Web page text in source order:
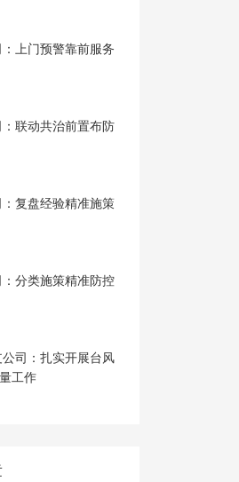
上门预警靠前服务
联动共治前置布防
复盘经验精准施策
分类施策精准防控
司：扎实开展台风
工作